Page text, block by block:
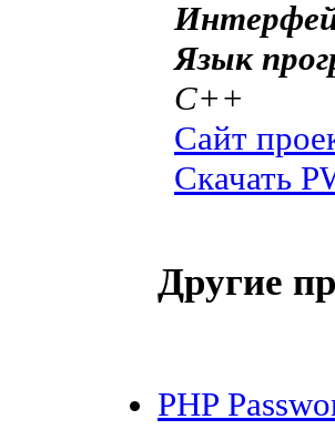
Язык
C++
Сайт
Скачать
Другие
PHP